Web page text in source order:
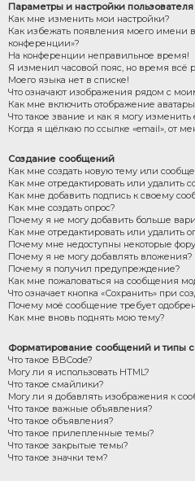
Параметры и настройки пользователя
Как мне изменить мои настройки?
Как избежать появления моего имени в
конференции»?
На конференции неправильное время!
Я изменил часовой пояс, но время всё
Моего языка нет в списке!
Что означают изображения рядом с
Как мне включить отображение
Что такое звание и как я могу изменить
Когда я щёлкаю по ссылке «email», от
Создание сообщений
Как мне создать новую тему или
Как мне отредактировать или удалить
Как мне добавить подпись к своему
Как мне создать опрос?
Почему я не могу добавить больше
Как мне отредактировать или удалить
Почему мне недоступны некоторые
Почему я не могу добавлять вложения?
Почему я получил предупреждение?
Как мне пожаловаться на сообщения
Что означает кнопка «Сохранить» при
Почему моё сообщение требует
Как мне вновь поднять мою тему?
Форматирование сообщений и типы
Что такое BBCode?
Могу ли я использовать HTML?
Что такое смайлики?
Могу ли я добавлять изображения к
Что такое важные объявления?
Что такое объявления?
Что такое прилепленные темы?
Что такое закрытые темы?
Что такое значки тем?